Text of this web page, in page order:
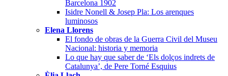
Barcelona 1902
Isidre Nonell & Josep Pla: Los arenques
luminosos
Elena Llorens
El fondo de obras de la Guerra Civil del Museu
Nacional: historia y memoria
Lo que hay que saber de ‘Els dolços indrets de
Catalunya’, de Pere Torné Esquius